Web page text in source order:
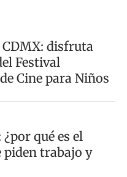
CDMX: disfruta
Festival
Cine para Niños
qué es el
piden trabajo y